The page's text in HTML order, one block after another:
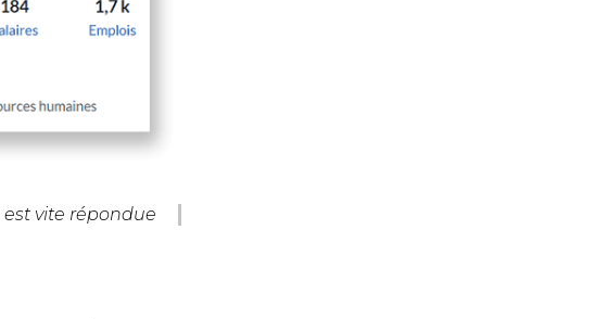
vite répondue